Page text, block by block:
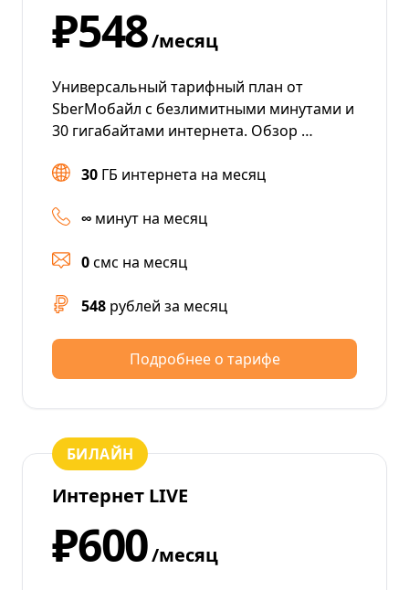
₽548/месяц
Универсальный тарифный план от
SberМобайл с безлимитными минутами и
30 гигабайтами интернета. Обзор …
30 ГБ интернета на месяц
∞ минут на месяц
0смс на месяц
548 рублей за месяц
Подробнее о тарифе
БИЛАЙН
Интернет LIVE
₽600/месяц